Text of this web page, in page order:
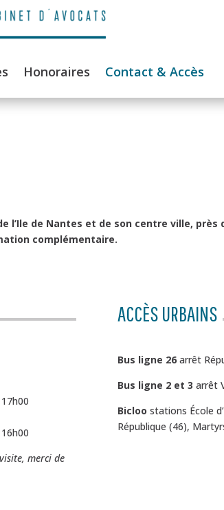
Honoraires Contact & Accès
l’Ile de Nantes et de son centre ville, près
complémentaire.
merci de
ACCÈS URBAINS
Bus ligne 26 arrêt
Bus ligne 2 et 3 arrêt
Bicloo stations École
République (46),